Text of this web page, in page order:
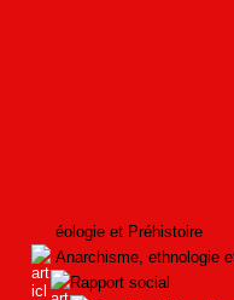
éologie et Préhistoire
Anarchisme, ethnologie
Rapport social